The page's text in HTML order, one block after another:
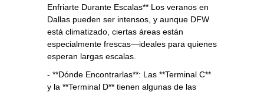
Enfriarte Durante Escalas** Los veranos en
Dallas pueden ser intensos, y aunque DFW
está climatizado, ciertas áreas están
especialmente frescas—ideales para quienes
esperan largas escalas.
- **Dónde Encontrarlas**: Las **Terminal C**
y la **Terminal D** tienen algunas de las